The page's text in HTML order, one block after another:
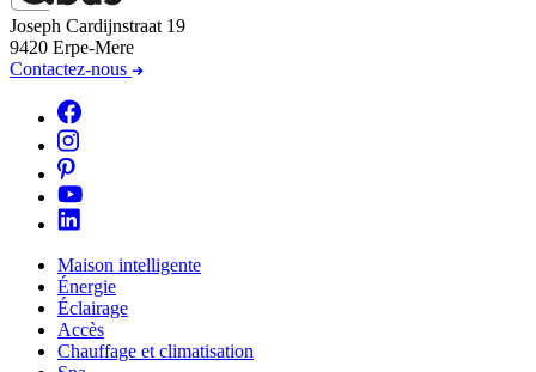
Joseph Cardijnstraat 19
9420 Erpe-Mere
Contactez-nous
Maison intelligente
Énergie
Éclairage
Accès
Chauffage et climatisation